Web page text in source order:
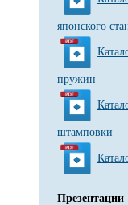
японского
пружин
штамповки
Презентации